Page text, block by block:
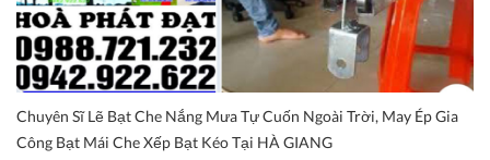
Chuyên Sĩ Lẽ Bạt Che Nắng Mưa Tự Cuốn Ngoài Trời, May Ép Gia
Công Bạt Mái Che Xếp Bạt Kéo Tại HÀ GIANG